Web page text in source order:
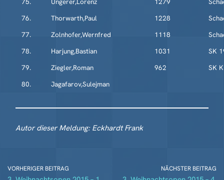
76.
Thorwarth,Paul 1228
77.
Zolnhofer,Wernfred 1118
78.
Harjung,Bastian 1031
SK
79.
Ziegler,Roman 962
SK
80.
Jagafarov,Sulejman
Autor dieser Meldung: Eckhardt Frank
VORHERIGER BEITRAG NÄCHSTER BEITRAG